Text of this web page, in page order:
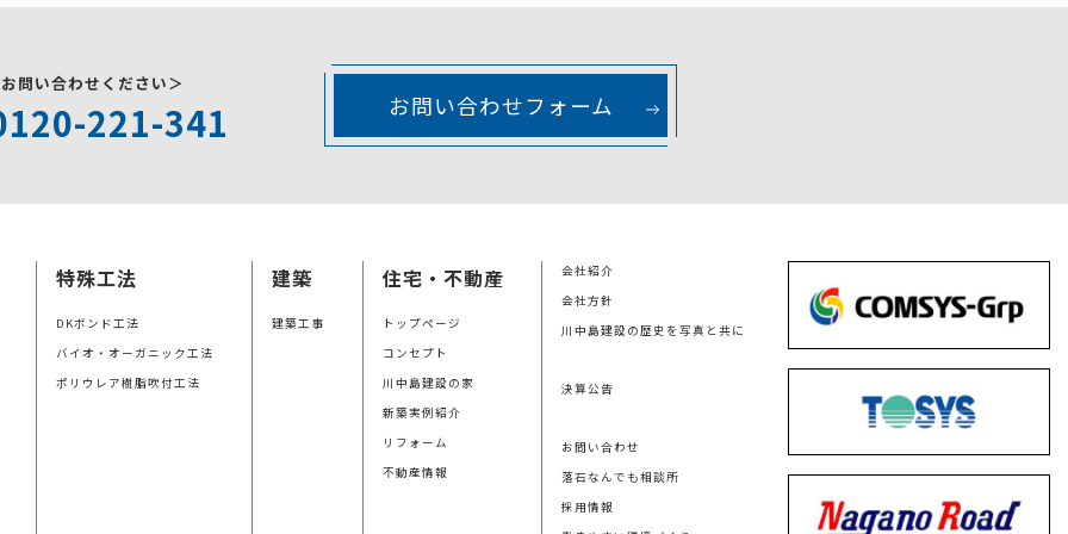
問い合わせください＞
221-341 お問い合わせフォーム
特殊工法
DKボンド工法
バイオ・オーガニック工法
ポリウレア樹脂吹付工法
建築
建築工事
住宅・不動産
トップページ
コンセプト
川中島建設の家
新築実例紹介
リフォーム
不動産情報
会社紹介
会社方針
川中島建設の歴史を写真と共に
決算公告
お問い合わせ
落石なんでも相談所
採用情報